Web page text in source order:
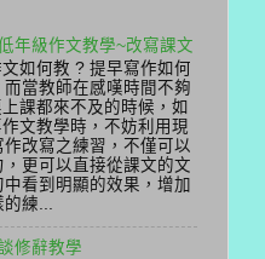
年級作文教學~改寫課文
如何教 ? 提早寫作如何
而當教師在感嘆時間不夠
課都來不及的時候，如
文教學時，不妨利用現
改寫之練習，不僅可以
更可以直接從課文的文
看到明顯的效果，增加
的練...
修辭教學